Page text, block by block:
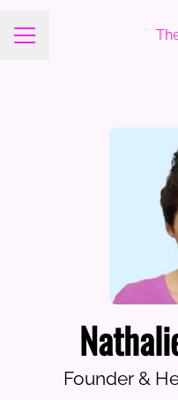
Career menu
Founder &